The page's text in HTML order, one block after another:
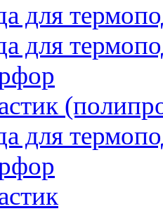
для
для
для